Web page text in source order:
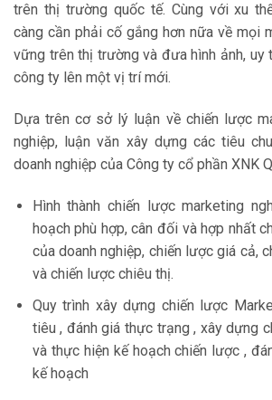
trên thị trường quốc tế. Cùng với xu
càng cần phải cố gắng hơn nữa về mọi
vững trên thị trường và đưa hình ảnh, uy
công ty lên một vị trí mới.
Dựa trên cơ sở lý luận về chiến lược
nghiệp, luận văn xây dựng các tiêu
doanh nghiệp của Công ty cổ phần XNK
Hình thành chiến lược marketing
hoạch phù hợp, cân đối và hợp nhất
của doanh nghiệp, chiến lược giá cả,
và chiến lược chiêu thị.
Quy trình xây dựng chiến lược
tiêu , đánh giá thực trạng , xây dựng
và thực hiện kế hoạch chiến lược ,
kế hoạch